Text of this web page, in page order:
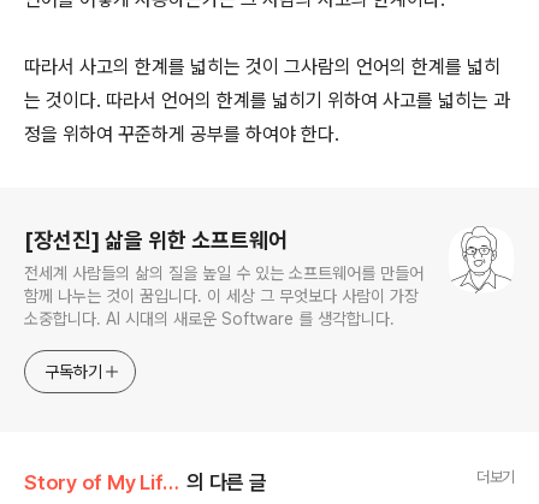
따라서 사고의 한계를 넓히는 것이 그사람의 언어의 한계를 넓히
는 것이다. 따라서 언어의 한계를 넓히기 위하여 사고를 넓히는 과
정을 위하여 꾸준하게 공부를 하여야 한다.
[장선진] 삶을 위한 소프트웨어
전세계 사람들의 삶의 질을 높일 수 있는 소프트웨어를 만들어
함께 나누는 것이 꿈입니다. 이 세상 그 무엇보다 사람이 가장
소중합니다. AI 시대의 새로운 Software 를 생각합니다.
구독하기
Story of My Life/Maxim 의 다른 글 더보기